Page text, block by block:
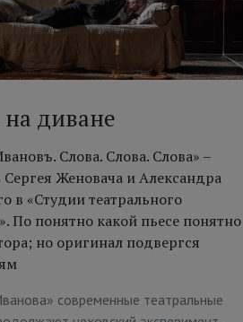
диване
Слова. Слова. Слова» –
Сергея Женовача и Александра
в «Студии театрального
По понятно какой пьесе понятно
но оригинал подвергся
современные театральные